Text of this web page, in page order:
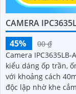
CAMERA
45%
00 ₫
Camera
kiểu dáng ốp trần,
với khoảng cách
độc lập nhờ khe